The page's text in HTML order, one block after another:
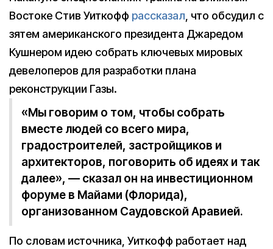
Востоке Стив Уиткофф рассказал, что обсудил с
зятем американского президента Джаредом
Кушнером идею собрать ключевых мировых
девелоперов для разработки плана
реконструкции Газы.
«Мы говорим о том, чтобы собрать
вместе людей со всего мира,
градостроителей, застройщиков и
архитекторов, поговорить об идеях и так
далее», — сказал он на инвестиционном
форуме в Майами (Флорида),
организованном Саудовской Аравией.
По словам источника, Уиткофф работает над